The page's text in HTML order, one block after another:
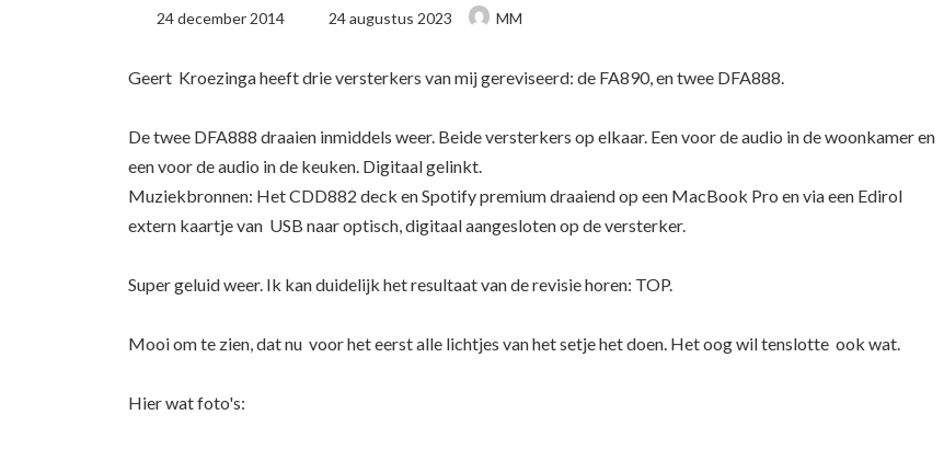
24 december 2014
Laatst
geüpdatet
24 augustus 2023 MM
Geert Kroezinga heeft drie versterkers van mij gereviseerd: de FA890, en twee DFA888.
De twee DFA888 draaien inmiddels weer. Beide versterkers op elkaar. Een voor de audio in de woonkamer en
een voor de audio in de keuken. Digitaal gelinkt.
Muziekbronnen: Het CDD882 deck en Spotify premium draaiend op een MacBook Pro en via een Edirol
extern kaartje van USB naar optisch, digitaal aangesloten op de versterker.
Super geluid weer. Ik kan duidelijk het resultaat van de revisie horen: TOP.
Mooi om te zien, dat nu voor het eerst alle lichtjes van het setje het doen. Het oog wil tenslotte ook wat.
Hier wat foto's: